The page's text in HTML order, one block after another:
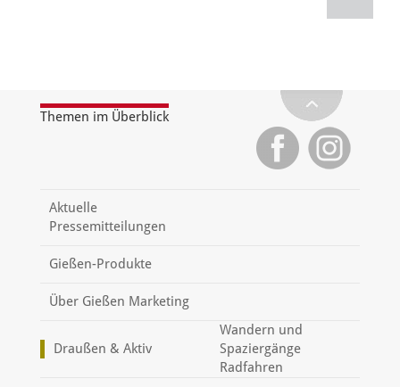
Themen im Überblick
Aktuelle
Pressemitteilungen
Gießen-Produkte
Über Gießen Marketing
Draußen & Aktiv
Wandern und
Spaziergänge
Radfahren